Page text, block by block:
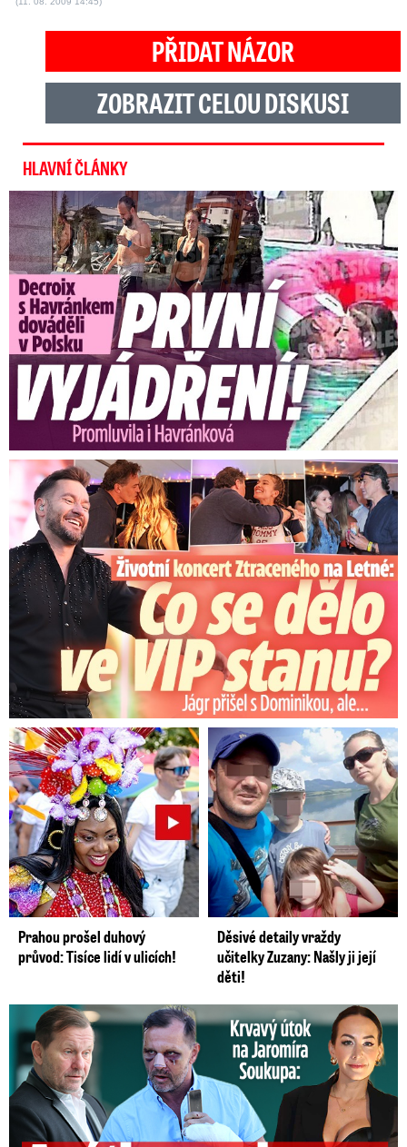
PŘIDAT NÁZOR
ZOBRAZIT CELOU DISKUSI
HLAVNÍ ČLÁNKY
Exministryně s Havránkem dováděli v Polsku: První slova!
Koncert Ztraceného na Letné: Jágr přišel s Dominikou, ale...
Prahou prošel duhový
průvod: Tisíce lidí v ulicích!
Děsivé detaily vraždy
učitelky Zuzany: Našly ji její
děti!
Útok na Jaromíra Soukupa: Reakce Agáty na zmlácení jejího ex